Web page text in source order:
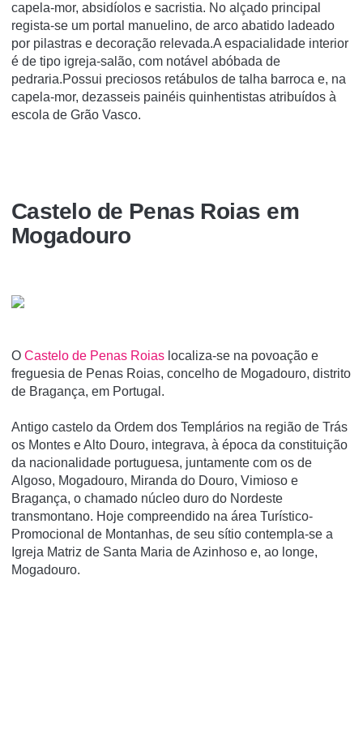
capela-mor, absidíolos e sacristia. No alçado principal
regista-se um portal manuelino, de arco abatido ladeado
por pilastras e decoração relevada.A espacialidade interior
é de tipo igreja-salão, com notável abóbada de
pedraria.Possui preciosos retábulos de talha barroca e, na
capela-mor, dezasseis painéis quinhentistas atribuídos à
escola de Grão Vasco.
Castelo de Penas Roias em
Mogadouro
O Castelo de Penas Roias localiza-se na povoação e
freguesia de Penas Roias, concelho de Mogadouro, distrito
de Bragança, em Portugal.
Antigo castelo da Ordem dos Templários na região de Trás
os Montes e Alto Douro, integrava, à época da constituição
da nacionalidade portuguesa, juntamente com os de
Algoso, Mogadouro, Miranda do Douro, Vimioso e
Bragança, o chamado núcleo duro do Nordeste
transmontano. Hoje compreendido na área Turí­stico-
Promocional de Montanhas, de seu sí­tio contempla-se a
Igreja Matriz de Santa Maria de Azinhoso e, ao longe,
Mogadouro.